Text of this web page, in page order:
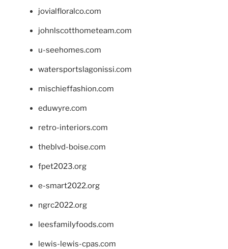
jovialfloralco.com
johnlscotthometeam.com
u-seehomes.com
watersportslagonissi.com
mischieffashion.com
eduwyre.com
retro-interiors.com
theblvd-boise.com
fpet2023.org
e-smart2022.org
ngrc2022.org
leesfamilyfoods.com
lewis-lewis-cpas.com